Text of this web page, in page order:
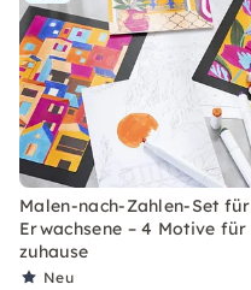
Malen-nach-Zahlen-Set für
Erwachsene – 4 Motive für
zuhause
Neu